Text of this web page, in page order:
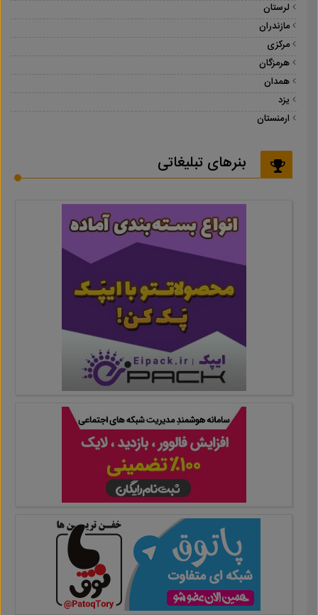
لرستان
مازندران
مرکزی
هرمزگان
همدان
یزد
ارمنستان
بنرهای تبلیغاتی